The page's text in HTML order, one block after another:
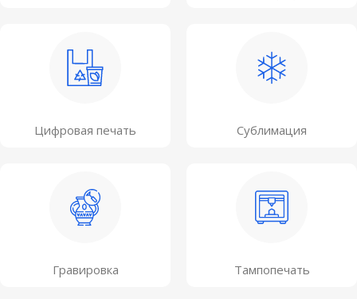
Цифровая печать Сублимация
Гравировка Тампопечать